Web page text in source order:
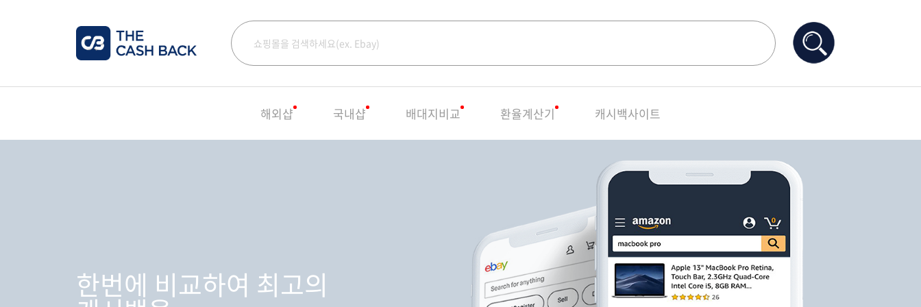
해외샵 국내샵 배대지비교 환율계산기 캐시백사이트
한번에 비교하여 최고의